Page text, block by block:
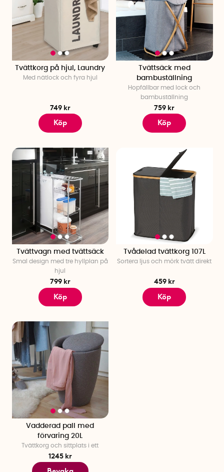
Tvättkorg på hjul, Laundry
Med nätlock och fyra hjul
749 kr
Köp
Tvättsäck med
bambuställning
Hopfällbar med lock och
bambuställning
759 kr
Köp
Tvättvagn med tvättsäck
Smal design med tre hyllplan på
hjul
799 kr
Köp
Tvådelad tvättkorg 107L
Sortera ljus och mörk tvätt direkt
459 kr
Köp
Vadderad pall med
förvaring 20L
Tvättkorg och sittplats i ett
1245 kr